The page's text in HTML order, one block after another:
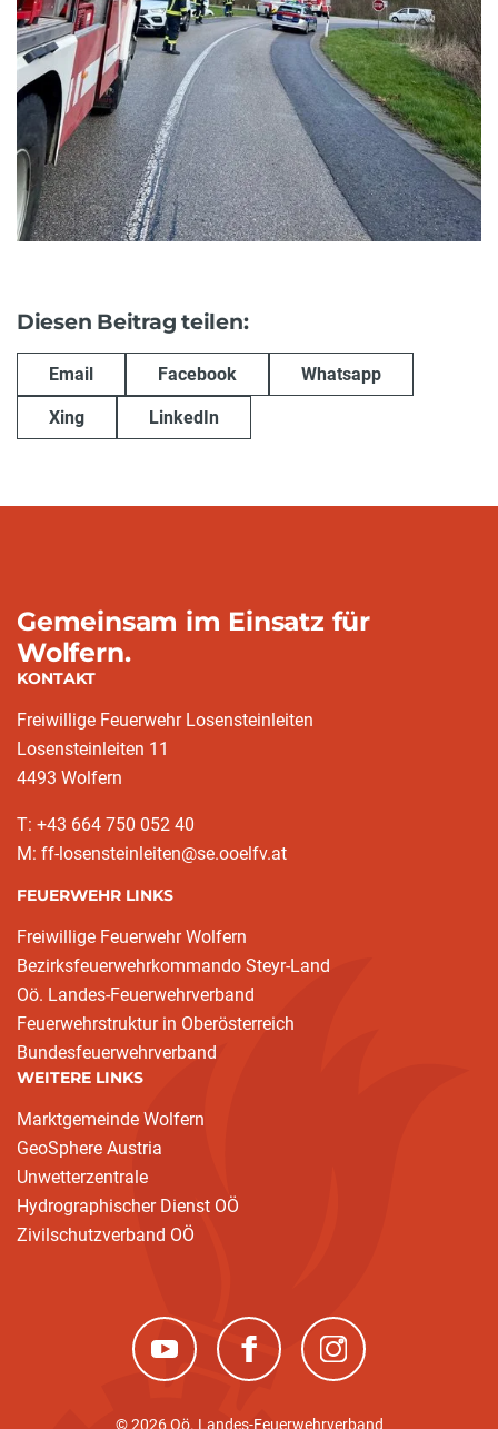
Diesen Beitrag teilen:
Email Facebook Whatsapp
Xing LinkedIn
Gemeinsam im Einsatz für
Wolfern.
KONTAKT
Freiwillige Feuerwehr Losensteinleiten
Losensteinleiten 11
4493 Wolfern
T: +43 664 750 052 40
M: ff-losensteinleiten@se.ooelfv.at
FEUERWEHR LINKS
Freiwillige Feuerwehr Wolfern
Bezirksfeuerwehrkommando Steyr-Land
Oö. Landes-Feuerwehrverband
Feuerwehrstruktur in Oberösterreich
Bundesfeuerwehrverband
WEITERE LINKS
Marktgemeinde Wolfern
GeoSphere Austria
Unwetterzentrale
Hydrographischer Dienst OÖ
Zivilschutzverband OÖ
(neues Fenster)(neues Fenster)(neues Fenster)
© 2026 Oö. Landes-Feuerwehrverband